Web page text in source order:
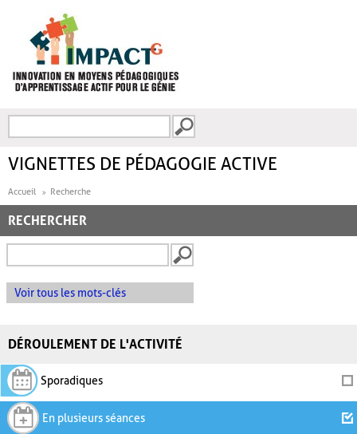
FORMULAIRE DE
VIGNETTES DE PÉDAGOGIE ACTIVE
Accueil Recherche
RECHERCHER
Voir tous les mots-clés
DÉROULEMENT DE L'ACTIVITÉ
Sporadiques
En plusieurs séances